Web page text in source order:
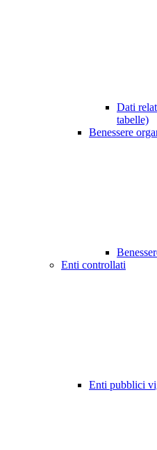
Dati
tabelle)
Benessere
Enti controllati
Enti pubblici